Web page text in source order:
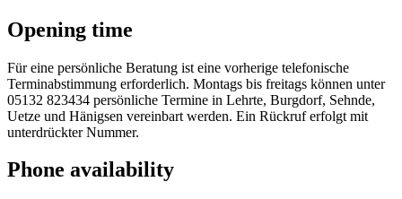
Opening time
Für eine persönliche Beratung ist eine vorherige telefonische
Terminabstimmung erforderlich. Montags bis freitags können unter
05132 823434 persönliche Termine in Lehrte, Burgdorf, Sehnde,
Uetze und Hänigsen vereinbart werden. Ein Rückruf erfolgt mit
unterdrückter Nummer.
Phone availability